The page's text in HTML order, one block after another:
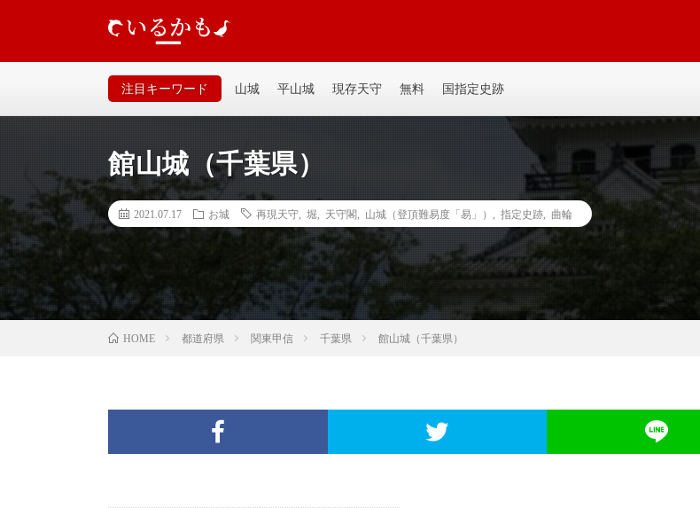
るいサイトなので気軽に見てください。
注目キーワード 山城 平山城 現存天守 無料 国指定史跡
館山城（千葉県）
2021.07.17 お城 再現天守 堀 天守閣 山城（登頂難易度「易」） 指定史跡 曲輪
HOME 都道府県 関東甲信 千葉県 館山城（千葉県）